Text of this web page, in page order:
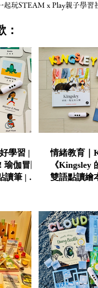
：
學習 |
瑜伽冒險
筆 | 中
情緒教育｜
《Kingsley
雙語點讀繪
起玩STEAM x Play親子學習